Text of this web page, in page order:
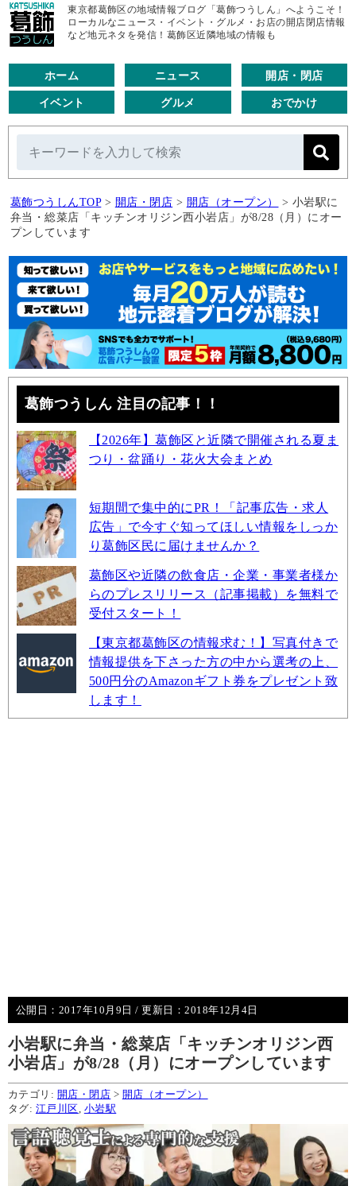
東京都葛飾区の地域情報ブログ「葛飾つうしん」へようこそ！
ローカルなニュース・イベント・グルメ・お店の開店閉店情報
など地元ネタを発信！葛飾区近隣地域の情報も
ホーム ニュース 開店・閉店
イベント グルメ おでかけ
葛飾つうしんTOP > 開店・閉店 > 開店（オープン） > 小岩駅に
弁当・総菜店「キッチンオリジン西小岩店」が8/28（月）にオー
プンしています
葛飾つうしん 注目の記事！！
【2026年】葛飾区と近隣で開催される夏ま
つり・盆踊り・花火大会まとめ
短期間で集中的にPR！「記事広告・求人
広告」で今すぐ知ってほしい情報をしっか
り葛飾区民に届けませんか？
葛飾区や近隣の飲食店・企業・事業者様か
らのプレスリリース（記事掲載）を無料で
受付スタート！
【東京都葛飾区の情報求む！】写真付きで
情報提供を下さった方の中から選考の上、
500円分のAmazonギフト券をプレゼント致
します！
公開日： 2017年10月9日 / 更新日：2018年12月4日
小岩駅に弁当・総菜店「キッチンオリジン西
小岩店」が8/28（月）にオープンしています
カテゴリ: 開店・閉店 > 開店（オープン）
タグ: 江戸川区 小岩駅